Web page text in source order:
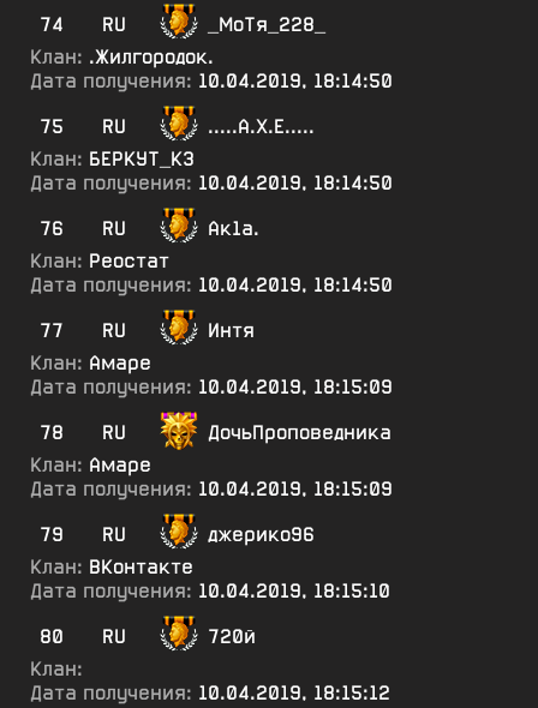
74
RU
_МоТя_228_
Клан: .Жилгородок.
Дата получения: 10.04.2019, 18:14:50
75
RU
.....А.Х.Е.....
Клан: БЕРКУТ_КЗ
Дата получения: 10.04.2019, 18:14:50
76
RU
Ак1а.
Клан: Реостат
Дата получения: 10.04.2019, 18:14:50
77
RU
Интя
Клан: Амаре
Дата получения: 10.04.2019, 18:15:09
78
RU
ДочьПроповедника
Клан: Амаре
Дата получения: 10.04.2019, 18:15:09
79
RU
джерико96
Клан: ВКонтакте
Дата получения: 10.04.2019, 18:15:10
80
RU
720й
Клан:
Дата получения: 10.04.2019, 18:15:12